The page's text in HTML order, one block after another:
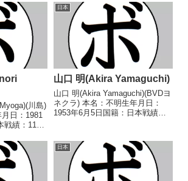
定 (採点
)1947/04/...
歴】1964/06/04 ●4R判定 (採点
不明) 金子 政夫(青木鹿沼)■1964
年度東日本...
川島)
日：1981
戦績：11戦
04/03
37-37、
日本
山口 明(Akira Yamaguchi)
山口 明(Akira Yamaguchi)(BVDヨ
ネクラ) 本名：不明生年月日：
1953年6月5日国籍：日本戦績：3
ライ級新人王予選1974/09/04
●1RKO 佐藤 達男(...
日本